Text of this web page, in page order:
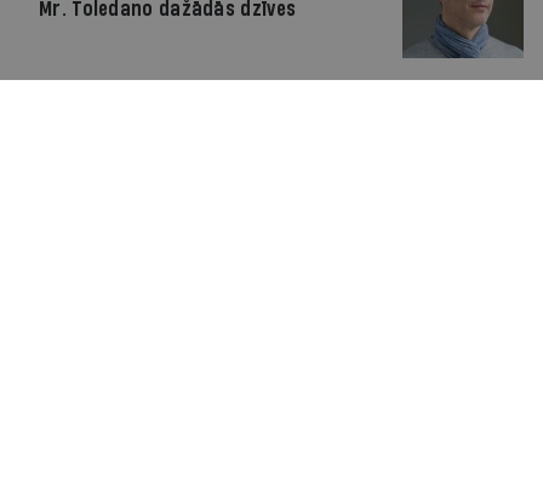
Mr. Toledano dažādās dzīves